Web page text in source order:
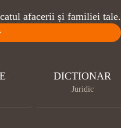
afacerii și familiei tale.
DICTIONAR
Juridic